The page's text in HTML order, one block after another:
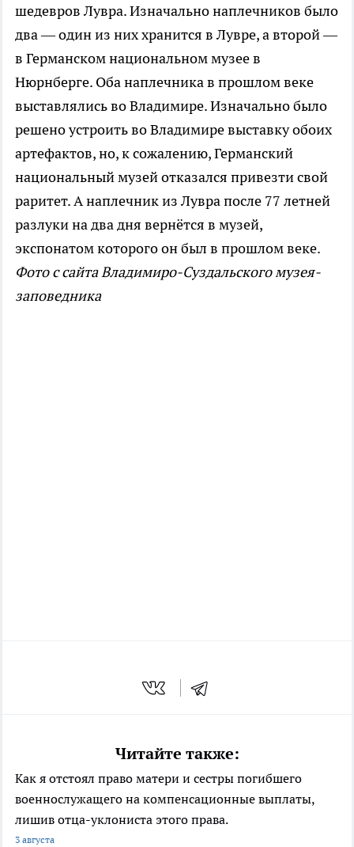
шедевров Лувра. Изначально наплечников было
два — один из них хранится в Лувре, а второй —
в Германском национальном музее в
Нюрнберге. Оба наплечника в прошлом веке
выставлялись во Владимире. Изначально было
решено устроить во Владимире выставку обоих
артефактов, но, к сожалению, Германский
национальный музей отказался привезти свой
раритет. А наплечник из Лувра после 77 летней
разлуки на два дня вернётся в музей,
экспонатом которого он был в прошлом веке.
Фото с сайта Владимиро-Суздальского музея-
заповедника
Читайте также:
Как я отстоял право матери и сестры погибшего
военнослужащего на компенсационные выплаты,
лишив отца-уклониста этого права.
3 августа